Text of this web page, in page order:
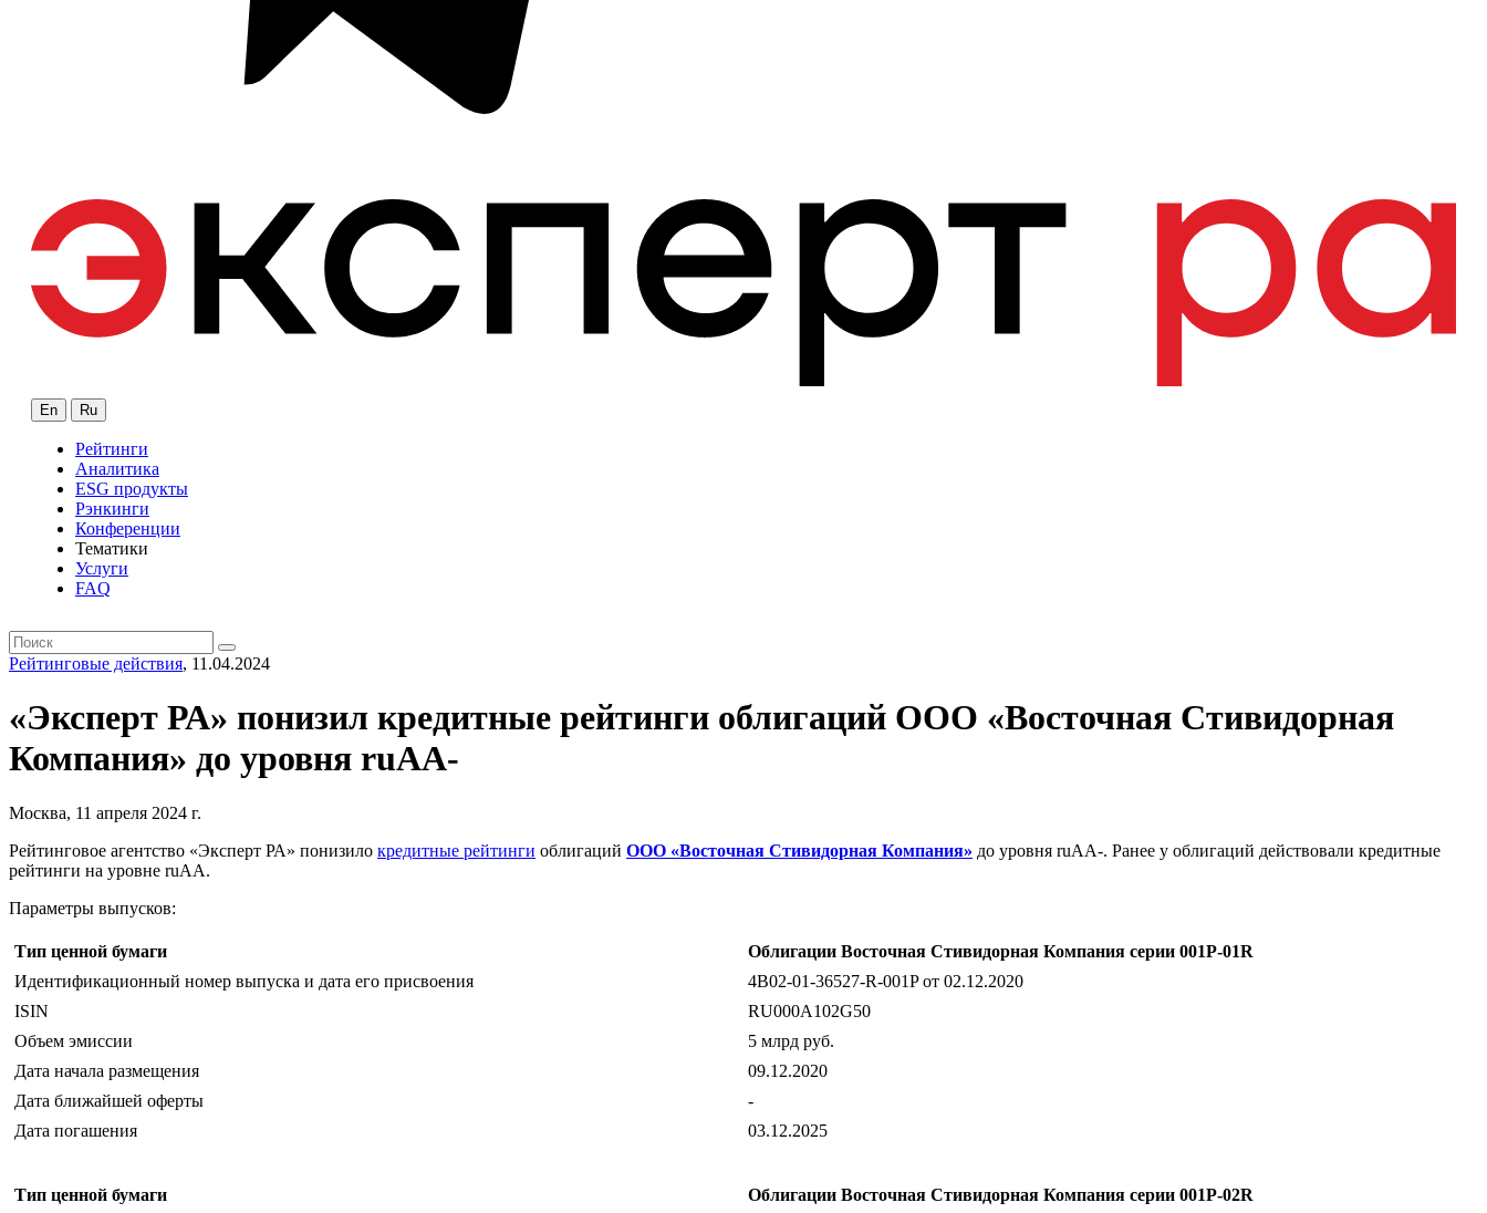
En Ru
Рейтинги
Аналитика
ESG продукты
Рэнкинги
Конференции
Тематики
Услуги
FAQ
Рейтинговые действия, 11.04.2024
«Эксперт РА» понизил кредитные рейтинги облигаций ООО «Восточная Стивидорная
Компания» до уровня ruAA-
Москва, 11 апреля 2024 г.
Рейтинговое агентство «Эксперт РА» понизило кредитные рейтинги облигаций ООО «Восточная Стивидорная Компания» до уровня ruAA-. Ранее у облигаций действовали кредитные
рейтинги на уровне ruAA.
Параметры выпусков:
Тип ценной бумаги
Облигации Восточная Стивидорная Компания серии 001Р-01R
Идентификационный номер выпуска и дата его присвоения
4B02-01-36527-R-001P от 02.12.2020
ISIN
RU000A102G50
Объем эмиссии
5 млрд руб.
Дата начала размещения
09.12.2020
Дата ближайшей оферты
-
Дата погашения
03.12.2025
Тип ценной бумаги
Облигации Восточная Стивидорная Компания серии 001Р-02R